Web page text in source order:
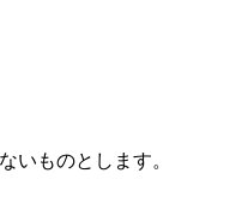
いものとします。